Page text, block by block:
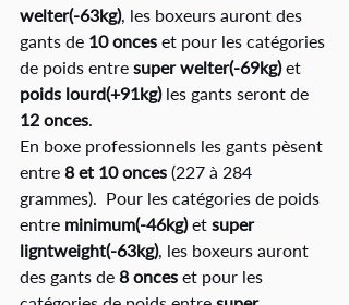
welter(-63kg), les boxeurs auront des
gants de 10 onces et pour les catégories
de poids entre super welter(-69kg) et
poids lourd(+91kg) les gants seront de
12 onces.
En boxe professionnels les gants pèsent
entre 8 et 10 onces (227 à 284
grammes). Pour les catégories de poids
entre minimum(-46kg) et super
ligntweight(-63kg), les boxeurs auront
des gants de 8 onces et pour les